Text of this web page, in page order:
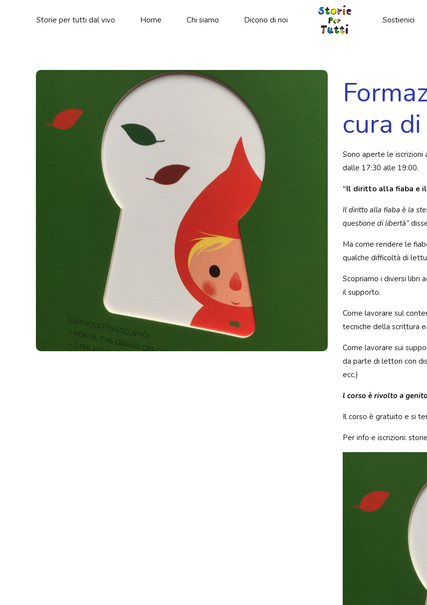
Storie per tutti dal vivo Home Chi siamo Dicono di noi Sostienici
cura
Sono aperte le iscrizioni
dalle 17:30 alle 19:00.
“Il diritto alla fiaba e
Il diritto alla fiaba è la
questione di libertà”
Ma come rendere le
qualche difficoltà di
Scopriamo i diversi libri
il supporto.
Come lavorare sul
tecniche della scrittura
Come lavorare sui
da parte di lettori con
ecc.)
l corso è rivolto a
Il corso è gratuito e si
Per info e iscrizioni: